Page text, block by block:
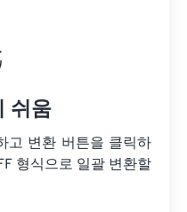
쉬움
고 변환 버튼을 클릭하
형식으로 일괄 변환할